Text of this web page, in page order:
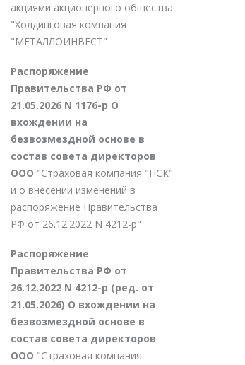
акциями акционерного общества
"Холдинговая компания
"МЕТАЛЛОИНВЕСТ"
Распоряжение
Правительства РФ от
21.05.2026 N 1176-р О
вхождении на
безвозмездной основе в
состав совета директоров
ООО "Страховая компания "НСК"
и о внесении изменений в
распоряжение Правительства
РФ от 26.12.2022 N 4212-р"
Распоряжение
Правительства РФ от
26.12.2022 N 4212-р (ред. от
21.05.2026) О вхождении на
безвозмездной основе в
состав совета директоров
ООО "Страховая компания